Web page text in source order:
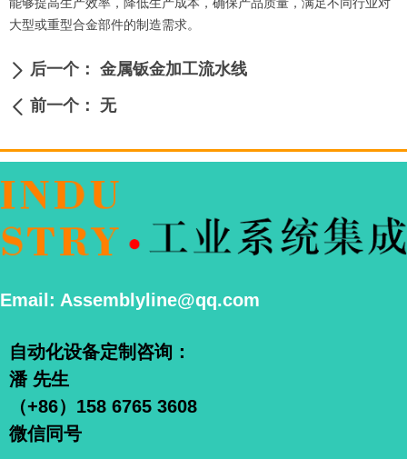
能够提高生产效率，降低生产成本，确保产品质量，满足不同行业对
大型或重型合金部件的制造需求。
ꄴ 前一个： 无
ꄲ 后一个： 金属钣金加工流水线
自动化设备定制咨询：
潘 先生
（+86）158 6765 3608
微信同号
Email: Assemblyline@qq.com